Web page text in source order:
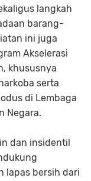
langkah
barang-
ini juga
Akselerasi
khususnya
serta
di Lembaga
Negara.
dan insidentil
lapas bersih dari